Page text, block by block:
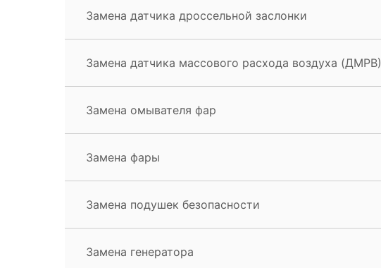
Замена датчика дроссельной заслонки
Замена датчика массового расхода воздуха (ДМРВ)
Замена омывателя фар
Замена фары
Замена подушек безопасности
Замена генератора